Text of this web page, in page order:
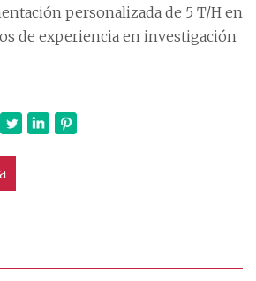
personalizada de 5 T/H en
de experiencia en investigación